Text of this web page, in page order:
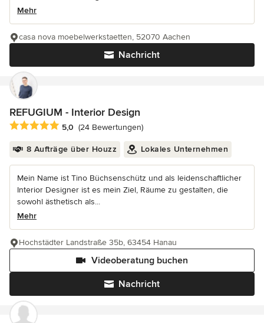
Mehr
Nachricht
casa nova moebelwerkstaetten, 52070 Aachen
REFUGIUM - Interior Design
Durchschnittliche Bewertung: 5 von 5 Sternen
5,0 (24 Bewertungen)
8 Aufträge über Houzz Lokales Unternehmen
Mein Name ist Tino Büchsenschütz und als leidenschaftlicher
Interior Designer ist es mein Ziel, Räume zu gestalten, die
sowohl ästhetisch als...
Mehr
Nachricht
Videoberatung buchen
Hochstädter Landstraße 35b, 63454 Hanau